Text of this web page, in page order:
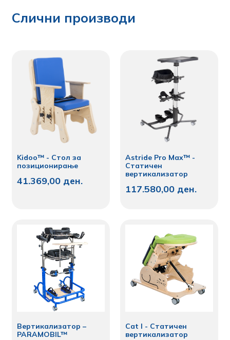
Слични производи
Kidoo™ - Стол за
позиционирање
41.369,00 ден.
Astride Pro Max™ -
Статичен
вертикализатор
117.580,00 ден.
Вертикализатор –
PARAMOBIL™
Cat I - Статичен
вертикализатор